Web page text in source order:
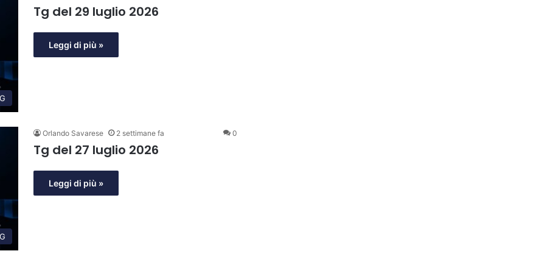
Tg del 29 luglio 2026
Leggi di più »
Orlando Savarese 2 settimane fa 0
Tg del 27 luglio 2026
Leggi di più »